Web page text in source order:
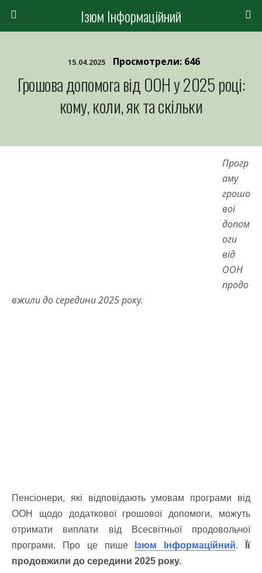
Ізюм Інформаційний
15.04.2025 Просмотрели: 646
Грошова допомога від ООН у 2025 році:
кому, коли, як та скільки
Прогр
аму
грошо
вої
допом
оги
від
ООН
продо
вжили до середини 2025 року.
Пенсіонери, які відповідають умовам програми від
ООН щодо додаткової грошової допомоги, можуть
отримати виплати від Всесвітньої продовольчої
програми. Про це пише
Ізюм Інформаційний. Її
продовжили до середини 2025 року.